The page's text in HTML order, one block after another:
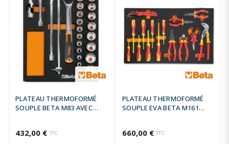
PLATEAU THERMOFORMÉ
SOUPLE BETA M83 AVEC
432,00 € TTC
PLATEAU THERMOFORMÉ
SOUPLE EVA BETA M161
660,00 € TTC